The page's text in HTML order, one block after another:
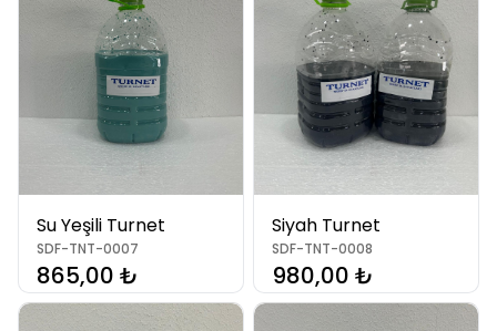
Su Yeşili Turnet
SDF-TNT-0007
865,00 ₺
Siyah Turnet
SDF-TNT-0008
980,00 ₺